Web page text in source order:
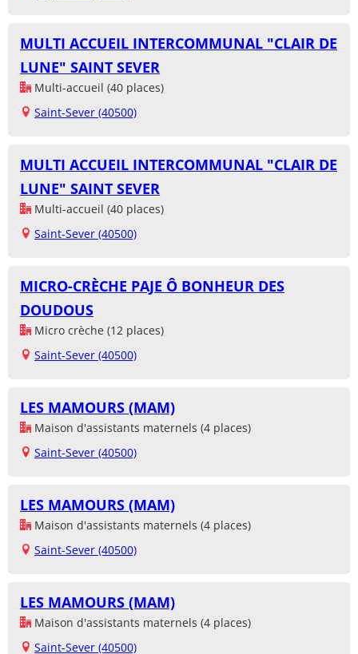
MULTI ACCUEIL INTERCOMMUNAL "CLAIR DE
LUNE" SAINT SEVER
Multi-accueil (40 places)
Saint-Sever (40500)
MULTI ACCUEIL INTERCOMMUNAL "CLAIR DE
LUNE" SAINT SEVER
Multi-accueil (40 places)
Saint-Sever (40500)
MICRO-CRÈCHE PAJE Ô BONHEUR DES
DOUDOUS
Micro crèche (12 places)
Saint-Sever (40500)
LES MAMOURS (MAM)
Maison d'assistants maternels (4 places)
Saint-Sever (40500)
LES MAMOURS (MAM)
Maison d'assistants maternels (4 places)
Saint-Sever (40500)
LES MAMOURS (MAM)
Maison d'assistants maternels (4 places)
Saint-Sever (40500)